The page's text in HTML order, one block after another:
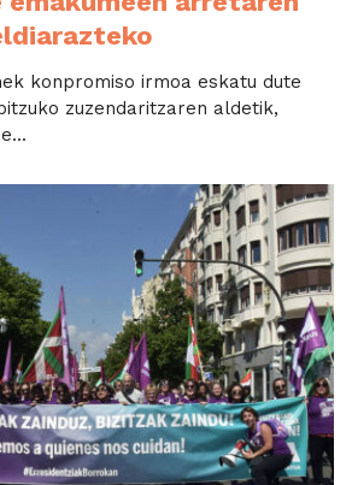
konpromiso irmoa eskatu dute
zuzendaritzaren aldetik,